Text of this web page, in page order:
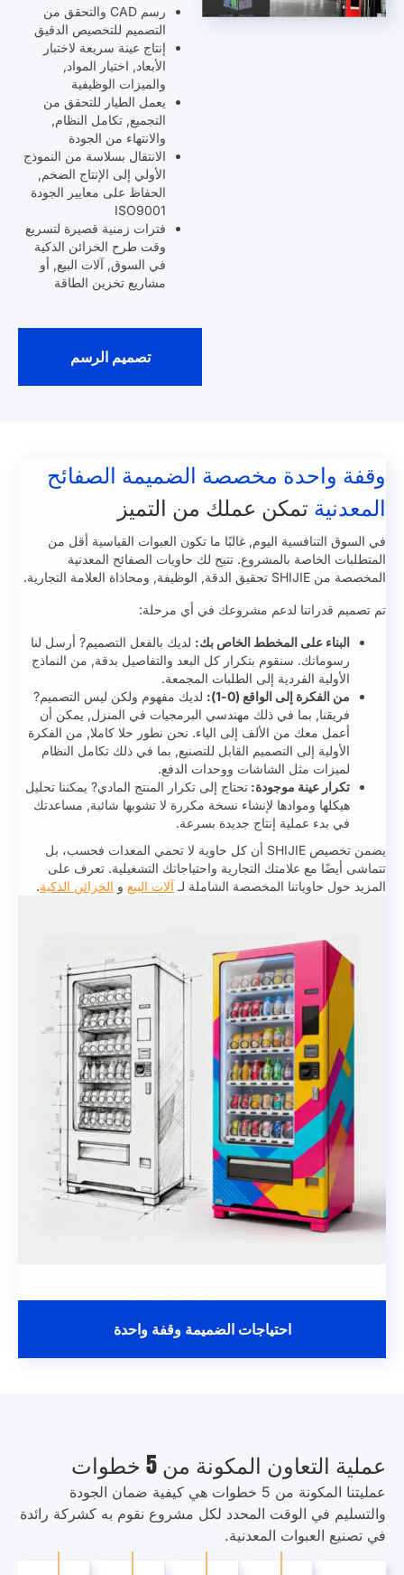
رسم CAD والتحقق من
التصميم للتخصيص الدقيق
إنتاج عينة سريعة لاختبار
الأبعاد, اختيار المواد,
والميزات الوظيفية
يعمل الطيار للتحقق من
التجميع, تكامل النظام,
والانتهاء من الجودة
الانتقال بسلاسة من النموذج
الأولي إلى الإنتاج الضخم,
الحفاظ على معايير الجودة
ISO9001
فترات زمنية قصيرة لتسريع
وقت طرح الخزائن الذكية
في السوق, آلات البيع, أو
مشاريع تخزين الطاقة
تصميم الرسم
وقفة واحدة مخصصة الضميمة الصفائح
المعدنية تمكن عملك من التميز
في السوق التنافسية اليوم, غالبًا ما تكون العبوات القياسية أقل من
المتطلبات الخاصة بالمشروع. تتيح لك حاويات الصفائح المعدنية
المخصصة من SHIJIE تحقيق الدقة, الوظيفة, ومحاذاة العلامة التجارية.
تم تصميم قدراتنا لدعم مشروعك في أي مرحلة:
البناء على المخطط الخاص بك: لديك بالفعل التصميم? أرسل لنا
رسوماتك. سنقوم بتكرار كل البعد والتفاصيل بدقة, من النماذج
الأولية الفردية إلى الطلبات المجمعة.
من الفكرة إلى الواقع (0-1):
لديك مفهوم ولكن ليس التصميم?
فريقنا, بما في ذلك مهندسي البرمجيات في المنزل, يمكن أن
أعمل معك من الألف إلى الياء. نحن نطور حلا كاملا, من الفكرة
الأولية إلى التصميم القابل للتصنيع, بما في ذلك تكامل النظام
لميزات مثل الشاشات ووحدات الدفع.
تكرار عينة موجودة: تحتاج إلى تكرار المنتج المادي? يمكننا تحليل
هيكلها وموادها لإنشاء نسخة مكررة لا تشوبها شائبة, مساعدتك
في بدء عملية إنتاج جديدة بسرعة.
يضمن تخصيص SHIJIE أن كل حاوية لا تحمي المعدات فحسب، بل
تتماشى أيضًا مع علامتك التجارية واحتياجاتك التشغيلية. تعرف على
المزيد حول حاوياتنا المخصصة الشاملة لـ آلات البيع و الخزائن الذكية.
احتياجات الضميمة وقفة واحدة
عملية التعاون المكونة من 5 خطوات
عمليتنا المكونة من 5 خطوات هي كيفية ضمان الجودة
والتسليم في الوقت المحدد لكل مشروع نقوم به كشركة رائدة
في تصنيع العبوات المعدنية.